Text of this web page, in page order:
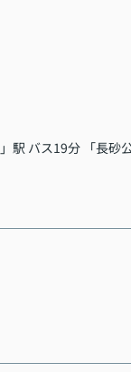
」駅 バス19分 「長砂